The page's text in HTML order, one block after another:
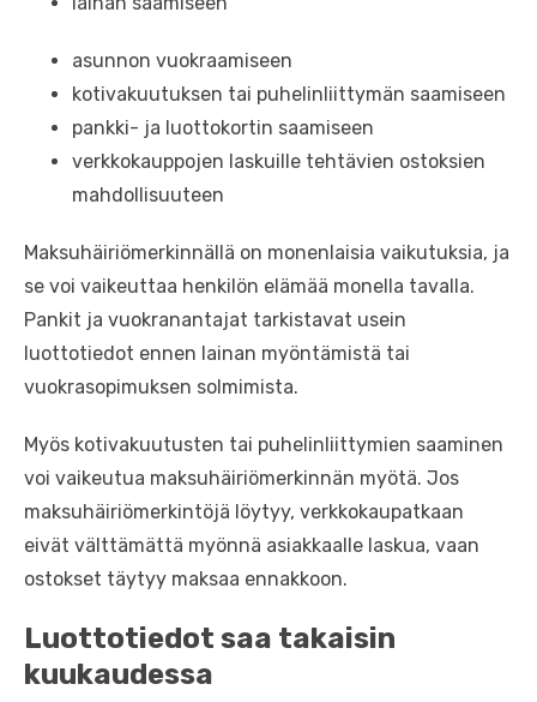
asunnon vuokraamiseen
kotivakuutuksen tai puhelinliittymän saamiseen
pankki- ja luottokortin saamiseen
verkkokauppojen laskuille tehtävien ostoksien
mahdollisuuteen
Maksuhäiriömerkinnällä on monenlaisia vaikutuksia, ja
se voi vaikeuttaa henkilön elämää monella tavalla.
Pankit ja vuokranantajat tarkistavat usein
luottotiedot ennen lainan myöntämistä tai
vuokrasopimuksen solmimista.
Myös kotivakuutusten tai puhelinliittymien saaminen
voi vaikeutua maksuhäiriömerkinnän myötä. Jos
maksuhäiriömerkintöjä löytyy, verkkokaupatkaan
eivät välttämättä myönnä asiakkaalle laskua, vaan
ostokset täytyy maksaa ennakkoon.
Luottotiedot saa takaisin
kuukaudessa